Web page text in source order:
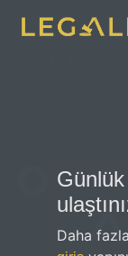
Daha